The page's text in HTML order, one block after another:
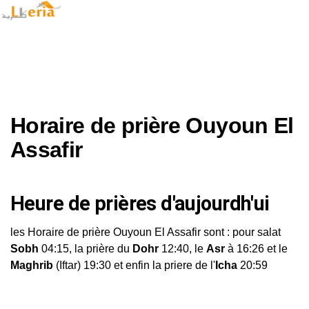
Horaire de prière Ouyoun El
Assafir
Heure de prières d'aujourdh'ui
les Horaire de prière Ouyoun El Assafir sont : pour salat
Sobh 04:15, la prière du Dohr 12:40, le Asr à 16:26 et le
Maghrib (Iftar) 19:30 et enfin la priere de l' Icha 20:59